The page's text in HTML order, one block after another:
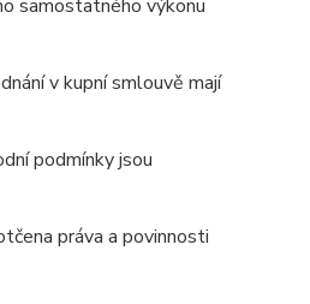
samostatného výkonu
v kupní smlouvě mají
podmínky jsou
práva a povinnosti